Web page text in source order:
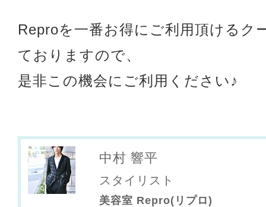
Reproを一番お得にご利用頂けるク
ておりますので、
是非この機会にご利用ください♪
中村 響平
スタイリスト
美容室 Repro(リプロ)